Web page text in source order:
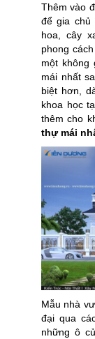
Thêm vào
để gia chủ
hoa, cây
phong
một không
mái nhất
biệt hơn,
khoa học
thêm cho
thự mái
Mẫu nhà
đại qua
những ô